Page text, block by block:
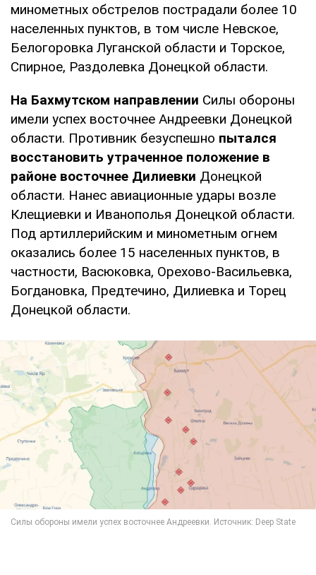
минометных обстрелов пострадали более 10
населенных пунктов, в том числе Невское,
Белогоровка Луганской области и Торское,
Спирное, Раздолевка Донецкой области.
На Бахмутском направлении Силы обороны
имели успех восточнее Андреевки Донецкой
области. Противник безуспешно пытался
восстановить утраченное положение в
районе восточнее Дилиевки Донецкой
области. Нанес авиационные удары возле
Клещиевки и Иванополья Донецкой области.
Под артиллерийским и минометным огнем
оказались более 15 населенных пунктов, в
частности, Васюковка, Орехово-Васильевка,
Богдановка, Предтечино, Дилиевка и Торец
Донецкой области.